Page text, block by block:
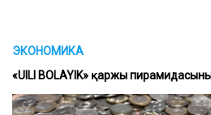
ЭКОНОМИКА
«UILI BOLAYIK» қаржы